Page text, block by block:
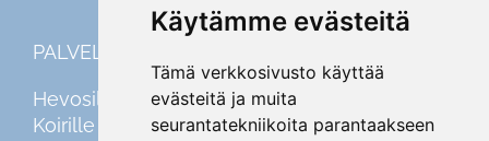
Käytämme evästeitä
Tämä verkkosivusto käyttää
evästeitä ja muita
seurantatekniikoita parantaakseen
PALVELUT
Hevosille
Koirille